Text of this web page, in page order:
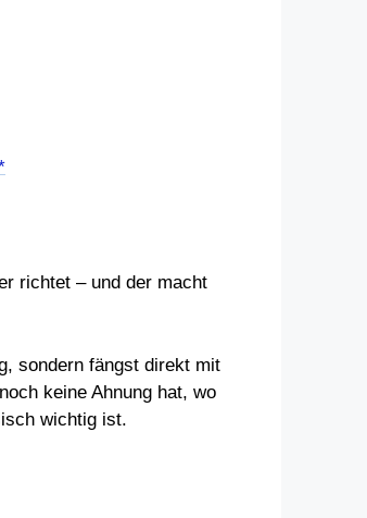
richtet – und der macht
sondern fängst direkt mit
keine Ahnung hat, wo
wichtig ist.